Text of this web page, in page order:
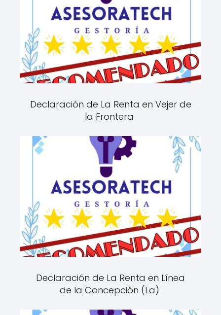
Declaración de La Renta en Vejer de
la Frontera
Declaración de La Renta en Línea
de la Concepción (La)